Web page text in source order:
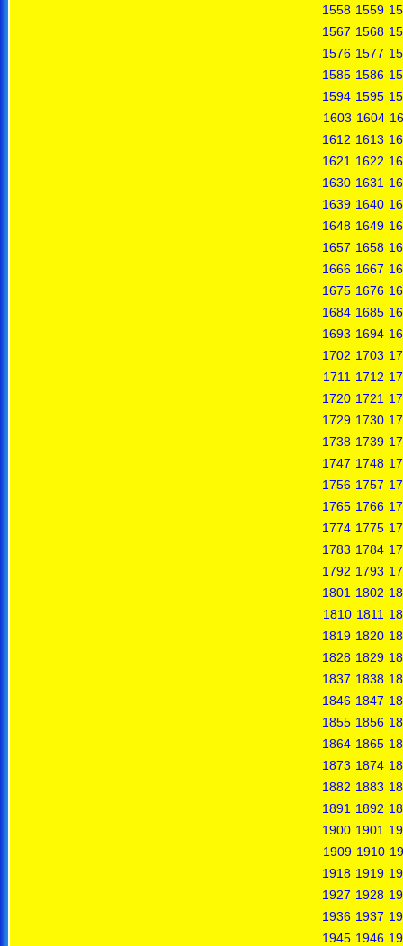
1558 1559
1567 1568
1576 1577
1585 1586
1594 1595
1603 1604
1612 1613
1621 1622
1630 1631
1639 1640
1648 1649
1657 1658
1666 1667
1675 1676
1684 1685
1693 1694
1702 1703
1711 1712
1720 1721
1729 1730
1738 1739
1747 1748
1756 1757
1765 1766
1774 1775
1783 1784
1792 1793
1801 1802
1810 1811
1819 1820
1828 1829
1837 1838
1846 1847
1855 1856
1864 1865
1873 1874
1882 1883
1891 1892
1900 1901
1909 1910
1918 1919
1927 1928
1936 1937
1945 1946